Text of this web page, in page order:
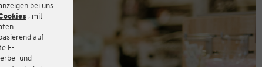
bei uns
, mit
auf
E-
und